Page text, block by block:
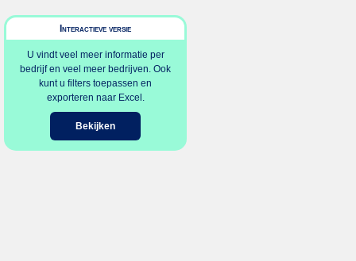
Interactieve versie
U vindt veel meer informatie per
bedrijf en veel meer bedrijven. Ook
kunt u filters toepassen en
exporteren naar Excel.
Bekijken